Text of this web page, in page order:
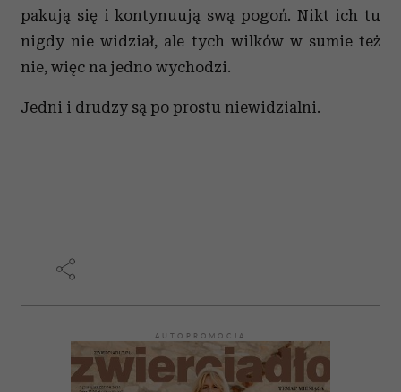
pakują się i kontynuują swą pogoń. Nikt ich tu
nigdy nie widział, ale tych wilków w sumie też
nie, więc na jedno wychodzi.
Jedni i drudzy są po prostu niewidzialni.
AUTOPROMOCJA